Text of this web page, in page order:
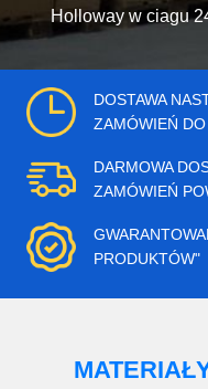
Holloway w ciagu
DOSTAWA
ZAMÓWIEŃ
DARMOWA
ZAMÓWIEŃ
PRODUKTÓW"